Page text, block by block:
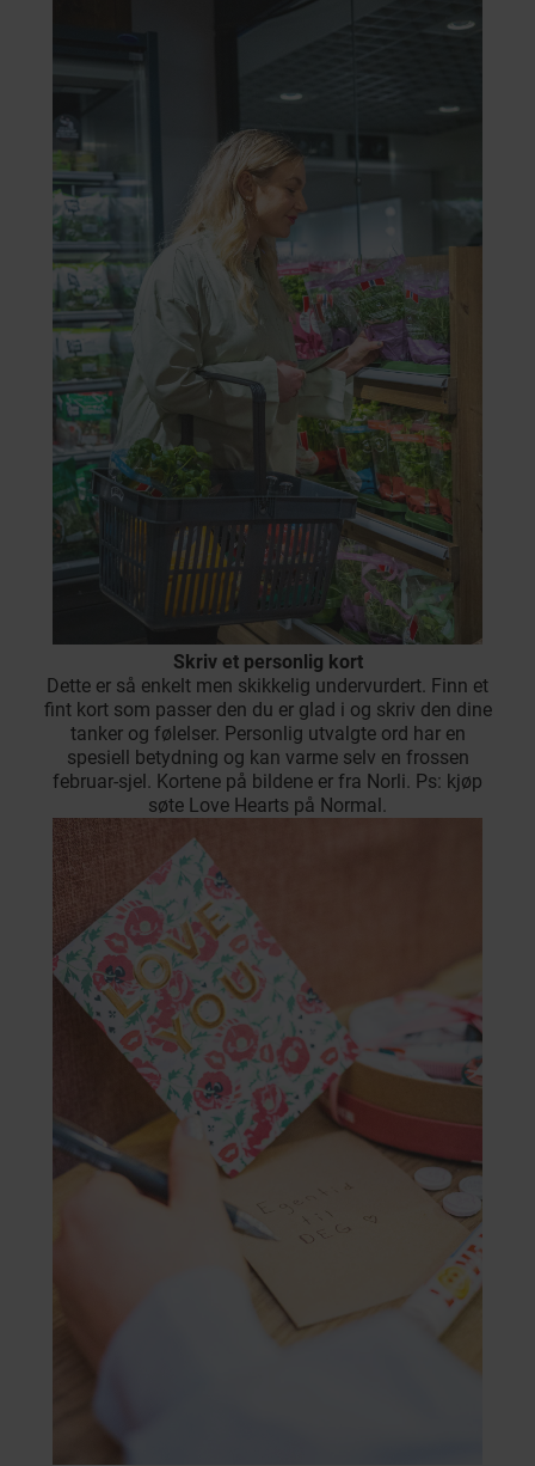
Skriv et personlig kort
Dette er så enkelt men skikkelig undervurdert. Finn et
fint kort som passer den du er glad i og skriv den dine
tanker og følelser. Personlig utvalgte ord har en
spesiell betydning og kan varme selv en frossen
februar-sjel. Kortene på bildene er fra Norli. Ps: kjøp
søte Love Hearts på Normal.